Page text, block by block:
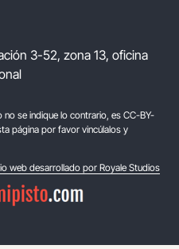
3-52, zona 13, oficina
se indique lo contrario, es CC-BY-
página por favor vincúlalos y
web desarrollado por Royale Studios